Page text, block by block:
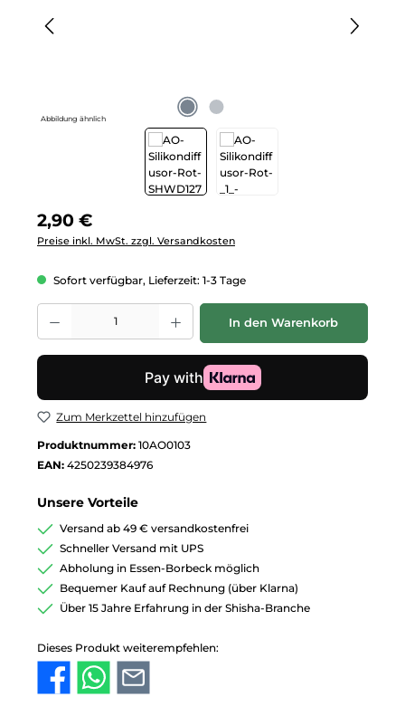
Abbildung ähnlich
Regulärer Preis:
2,90 €
Preise inkl. MwSt. zzgl. Versandkosten
Sofort verfügbar, Lieferzeit: 1-3 Tage
Produkt Anzahl: Gib den gewünschten Wert ein oder benutze die
In den Warenkorb
Zum Merkzettel hinzufügen
Produktnummer: 10AO0103
EAN: 4250239384976
Unsere Vorteile
Versand ab 49 € versandkostenfrei
Schneller Versand mit UPS
Abholung in Essen-Borbeck möglich
Bequemer Kauf auf Rechnung (über Klarna)
Über 15 Jahre Erfahrung in der Shisha-Branche
Dieses Produkt weiterempfehlen: